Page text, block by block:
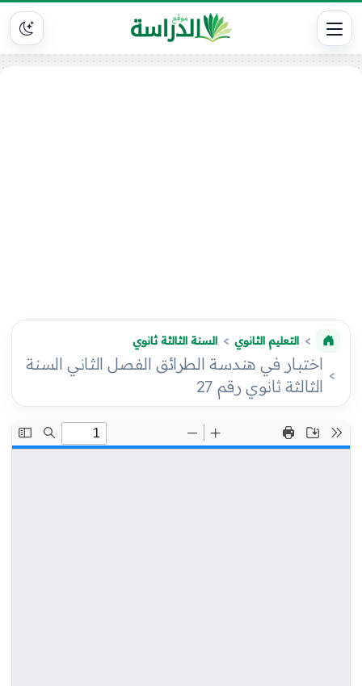
التعليم الثانوي السنة الثالثة ثانوي
اختبار في هندسة الطرائق الفصل الثاني السنة
الثالثة ثانوي رقم 27